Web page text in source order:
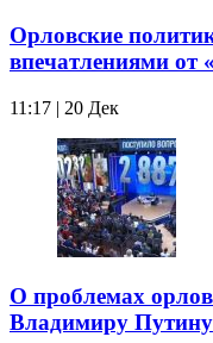
Орловские
впечатлениями
11:17 | 20 Дек
О проблемах
Владимиру Путину